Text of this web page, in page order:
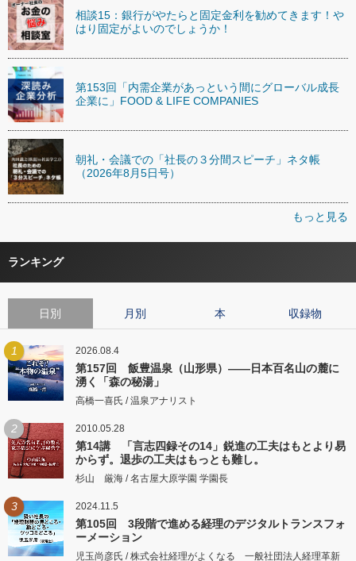
相談15：銀行がやたらと固定金利を勧めてきます！や
はり固定がよいのでしょうか！
第153回「内需企業があっという間にグローバル成長
企業に」FOOD & LIFE COMPANIES
朝礼・会議での「社長の３分間スピーチ」ネタ帳
（2026年8月5日号）
もっと見る
ランキング
日別 月別 本 収録物
1 2026.08.4
第157回 飯豊温泉（山形県）――日本百名山の麓に
湧く「森の秘湯」
高橋一喜氏 / 温泉アナリスト
2 2010.05.28
第14講 「言志四録その14」鋭進の工夫はもとより易
からず。退歩の工夫はもっとも難し。
杉山 厳海 / 名古屋大原学園 学園長
3 2024.11.5
第105回 3段階で進める経理のデジタルトランスフォ
ーメーション
児玉尚彦氏 / 株式会社経理がよくなる 一般社団法人経理革新